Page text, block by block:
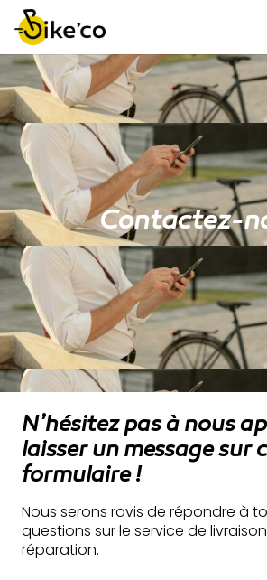
Contactez-
N’hésitez pas à nous
laisser un message sur
formulaire !
Nous serons ravis de répondre à
questions sur le service de
réparation.